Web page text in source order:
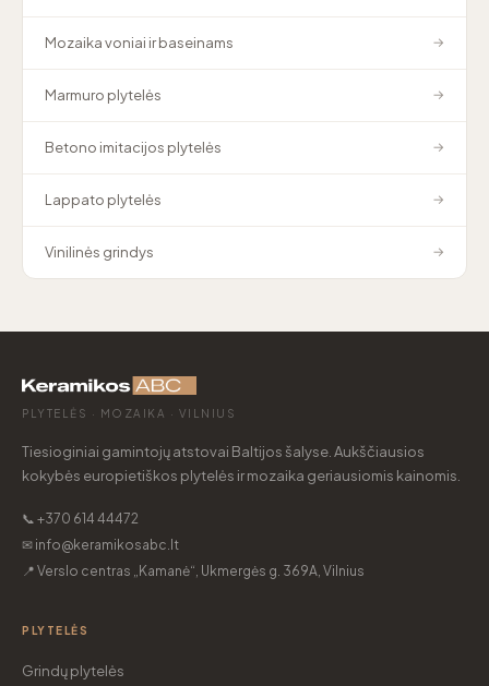
Mozaika voniai ir baseinams →
Marmuro plytelės →
Betono imitacijos plytelės →
Lappato plytelės →
Vinilinės grindys →
PLYTELĖS · MOZAIKA · VILNIUS
Tiesioginiai gamintojų atstovai Baltijos šalyse. Aukščiausios
kokybės europietiškos plytelės ir mozaika geriausiomis kainomis.
📞 +370 614 44472
✉ info@keramikosabc.lt
📍 Verslo centras „Kamanė“, Ukmergės g. 369A, Vilnius
PLYTELĖS
Grindų plytelės